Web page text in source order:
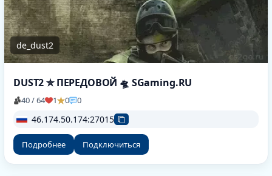
de_dust2
DUST2 ✮ ПEPEДOBOЙ 🛸 SGaming.RU
40 / 64 1 0 0
46.174.50.174:27015
Подробнее Подключиться